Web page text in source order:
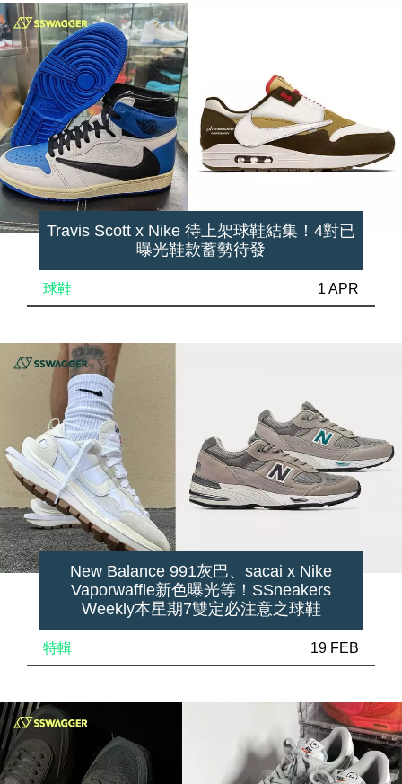
Travis Scott x Nike 待上架球鞋結集！4對已
曝光鞋款蓄勢待發
球鞋 1 APR
New Balance 991灰巴、sacai x Nike
Vaporwaffle新色曝光等！SSneakers
Weekly本星期7雙定必注意之球鞋
特輯 19 FEB